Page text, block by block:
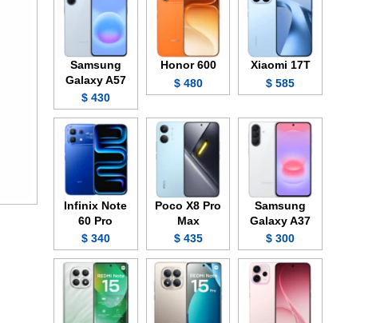
Xiaomi 17T
585 $
Honor 600
480 $
Samsung
Galaxy A57
430 $
Samsung
Galaxy A37
300 $
Poco X8 Pro
Max
435 $
Infinix Note
60 Pro
340 $